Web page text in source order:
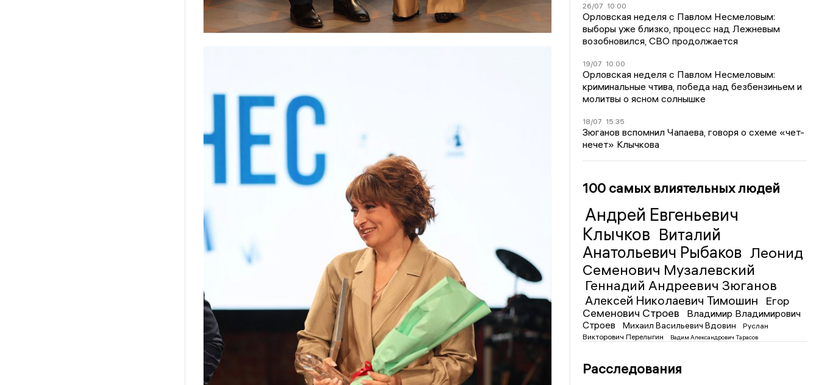
26/07 10:00
Орловская неделя с Павлом Несмеловым:
выборы уже близко, процесс над Лежневым
возобновился, СВО продолжается
19/07 10:00
Орловская неделя с Павлом Несмеловым:
криминальные чтива, победа над безбензиньем и
молитвы о ясном солнышке
18/07 15:35
Зюганов вспомнил Чапаева, говоря о схеме «чет-
нечет» Клычкова
100 самых влиятельных людей
Андрей Евгеньевич
Клычков Виталий
Анатольевич Рыбаков Леонид
Семенович Музалевский
Геннадий Андреевич Зюганов
Алексей Николаевич Тимошин
Егор
Семенович Строев
Владимир Владимирович
Строев
Михаил Васильевич Вдовин
Руслан
Викторович Перелыгин
Вадим Александрович Тарасов
Расследования